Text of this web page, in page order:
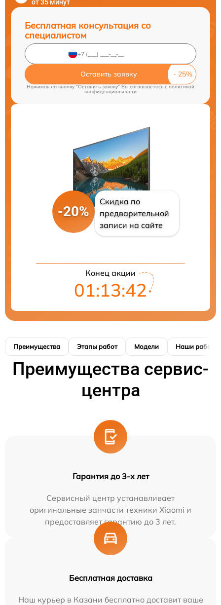
от 35 минут
Бесплатная консультация со
специалистом
Оставить заявку
Нажимая на кнопку "Оставить заявку" Вы соглашаетесь cполитикой
конфиденциальности
-20%
Скидка по
предварительной
записи на сайте
Конец акции
01:13:41
Преимущества Этапы работ Модели Наши работы
Преимущества сервис-
центра
Гарантия до 3-х лет
Сервисный центр устанавливает
оригинальные запчасти техники Xiaomi и
предоставляет гарантию до 3 лет.
Бесплатная доставка
Наш курьер в Казани бесплатно доставит ваше